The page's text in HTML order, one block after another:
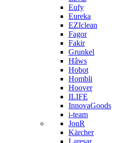
Eufy
Eureka
EZIclean
Fagor
Fakir
Grunkel
Hâws
Hobot
Hombli
Hoover
ILIFE
InnovaGoods
i-team
JonR
Kärcher
Laresar